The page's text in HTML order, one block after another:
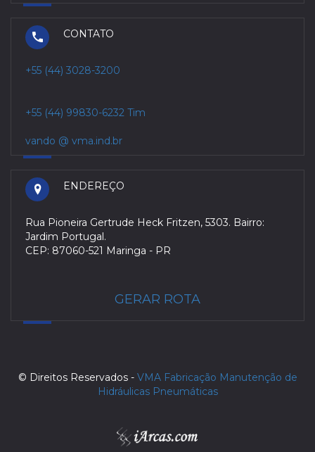
CONTATO
+55 (44) 3028-3200
+55 (44) 99830-6232 Tim
vando @ vma.ind.br
ENDEREÇO
Rua Pioneira Gertrude Heck Fritzen, 5303. Bairro:
Jardim Portugal.
CEP: 87060-521 Maringa - PR
GERAR ROTA
© Direitos Reservados - VMA Fabricação Manutenção de
Hidráulicas Pneumáticas